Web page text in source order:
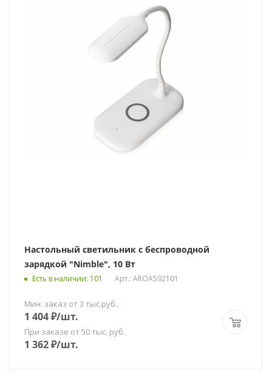
Настольный светильник с беспроводной
зарядкой "Nimble", 10 Вт
Есть в наличии: 101 Арт.: AROA592101
Мин. заказ от 3 тыс.руб..
1 404₽/шт.
При заказе от 50 тыс. руб.
1 362₽/шт.